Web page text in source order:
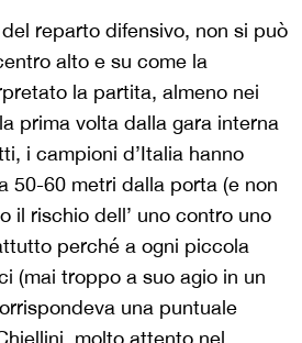
reparto difensivo, non si può
alto e su come la
la partita, almeno nei
prima volta dalla gara interna
i campioni d’Italia hanno
50-60 metri dalla porta (e non
il rischio dell’ uno contro uno
perché a ogni piccola
(mai troppo a suo agio in un
una puntuale